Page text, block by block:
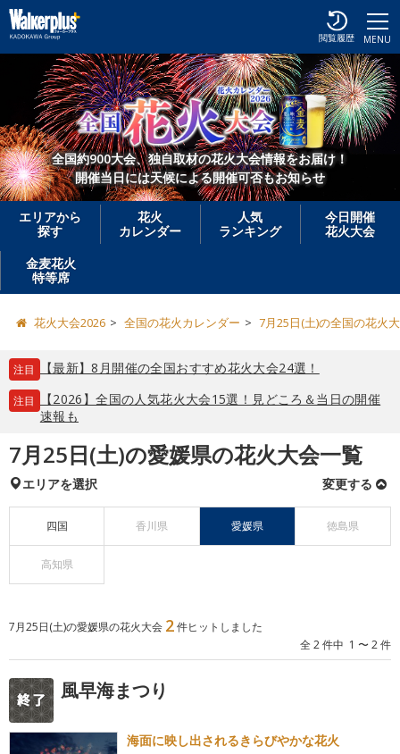
MENU
閲覧履歴
全国約900大会、独自取材の花火大会情報をお届け！
開催当日には天候による開催可否もお知らせ
エリアから
探す
花火
カレンダー
人気
ランキング
今日開催
花火大会
金麦花火
特等席
花火大会2026 全国の花火カレンダー 7月25日(土)の全国の花火
注目 【最新】8月開催の全国おすすめ花火大会24選！
注目
【2026】全国の人気花火大会15選！見どころ＆当日の開催
速報も
7月25日(土)の愛媛県の花火大会一覧
エリアを選択 変更する
四国 香川県 愛媛県 徳島県
高知県
7月25日(土)の愛媛県の花火大会 2件ヒットしました
全 2 件中 1 〜 2 件
風早海まつり
海面に映し出されるきらびやかな花火